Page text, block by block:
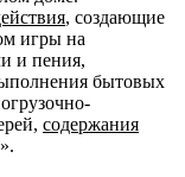
, создающие
игры на
и пения,
бытовых
содержания